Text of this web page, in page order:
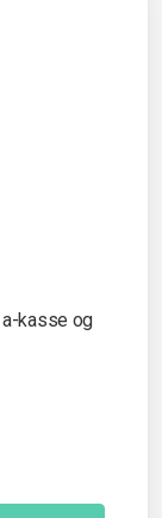
kasse og